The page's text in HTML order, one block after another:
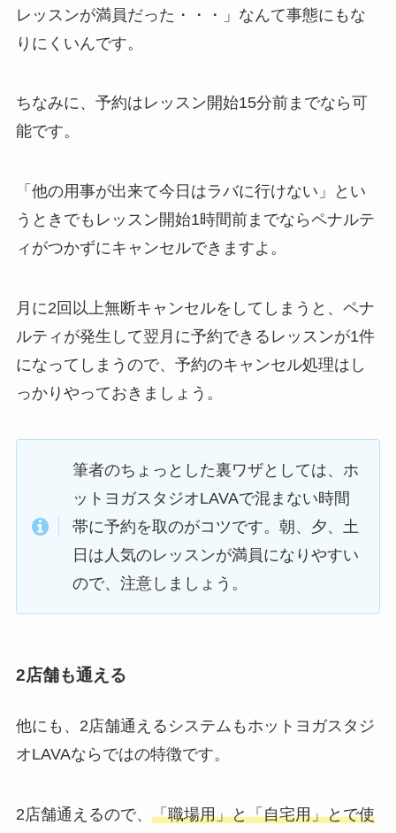
レッスンが満員だった・・・」 なんて事態にもな
りにくいんです。
ちなみに、予約はレッスン開始15分前までなら可
能です。
「他の用事が出来て今日はラバに行けない」
とい
うときでもレッスン開始1時間前までならペナルテ
ィがつかずにキャンセルできますよ。
月に2回以上無断キャンセルをしてしまうと、ペナ
ルティが発生して翌月に予約できるレッスンが1件
になってしまうので、予約のキャンセル処理はし
っかりやっておきましょう。
筆者のちょっとした裏ワザとしては、ホ
ットヨガスタジオLAVAで混まない時間
帯に予約を取のがコツです。朝、夕、土
日は人気のレッスンが満員になりやすい
ので、注意しましょう。
2店舗も通える
他にも、2店舗通えるシステムもホットヨガスタジ
オLAVAならではの特徴です。
2店舗通えるので、 「職場用」と「自宅用」とで使